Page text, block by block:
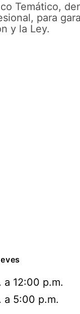
Temático,
para
y la Ley.
a 12:00 p.m.
a 5:00 p.m.